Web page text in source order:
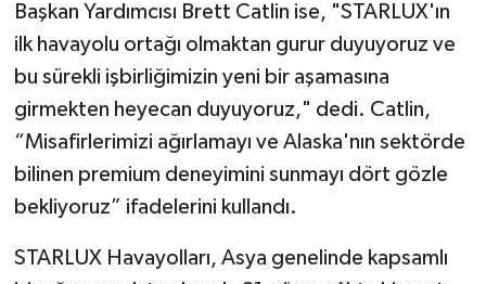
Başkan Yardımcısı Brett Catlin ise, "STARLUX'ın
ilk havayolu ortağı olmaktan gurur duyuyoruz ve
bu sürekli işbirliğimizin yeni bir aşamasına
girmekten heyecan duyuyoruz," dedi. Catlin,
“Misafirlerimizi ağırlamayı ve Alaska'nın sektörde
bilinen premium deneyimini sunmayı dört gözle
bekliyoruz” ifadelerini kullandı.
STARLUX Havayolları, Asya genelinde kapsamlı